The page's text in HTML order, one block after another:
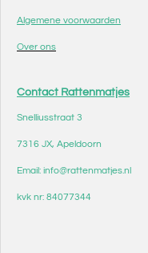
Algemene voorwaarden
Over ons
Contact Rattenmatjes
Snelliusstraat 3
7316 JX, Apeldoorn
Email: info@rattenmatjes.nl
kvk nr: 84077344